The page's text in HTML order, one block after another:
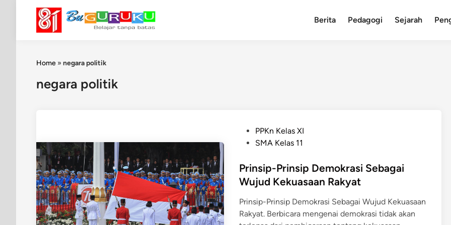
content
Berita Pedagogi Sejarah
Home » negara politik
negara politik
t
e
i
n
PPKn Kelas XI
SMA Kelas 11
Prinsip-Prinsip Demokrasi Sebagai
Wujud Kekuasaan Rakyat
Prinsip-Prinsip Demokrasi Sebagai Wujud Kekuasaan
Rakyat. Berbicara mengenai demokrasi tidak akan